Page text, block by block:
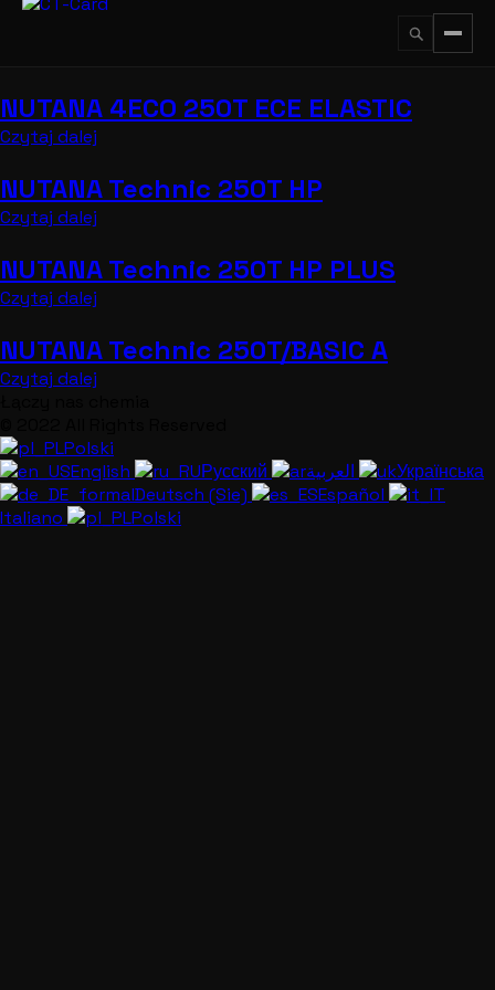
Przejdź
ESC
NUTANA 4ECO 250T ECE ELASTIC
Czytaj dalej
NUTANA Technic 250T HP
Czytaj dalej
NUTANA Technic 250T HP PLUS
Czytaj dalej
NUTANA Technic 250T/BASIC A
Czytaj dalej
Polski
English
Русский
Українська
Deutsch (Sie)
Español
Italiano
Polski